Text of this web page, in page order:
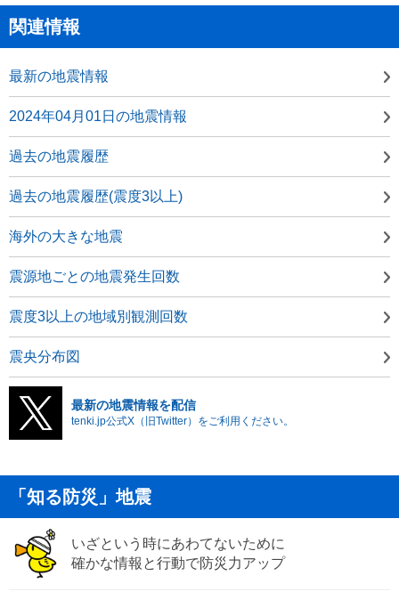
関連情報
最新の地震情報
2024年04月01日の地震情報
過去の地震履歴
過去の地震履歴(震度3以上)
海外の大きな地震
震源地ごとの地震発生回数
震度3以上の地域別観測回数
震央分布図
最新の地震情報を配信
tenki.jp公式X（旧Twitter）をご利用ください。
「知る防災」地震
いざという時にあわてないために
確かな情報と行動で防災力アップ